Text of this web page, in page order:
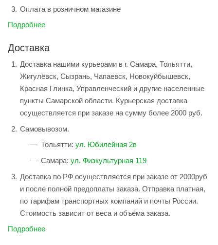
Оплата в розничном магазине
Подробнее
Доставка
Доставка нашими курьерами в г. Самара, Тольятти,
Жигулёвск, Сызрань, Чапаевск, Новокуйбышевск,
Красная Глинка, Управленческий и другие населенные
пункты Самарской области. Курьерская доставка
осуществляется при заказе на сумму более 2000 руб.
Самовывозом.
Тольятти: ул. Юбилейная 2в
Самара: ул. Физкультурная 119
Доставка по РФ осуществляется при заказе от 2000руб
и после полной предоплаты заказа. Отправка платная,
по тарифам транспортных компаний и почты России.
Стоимость зависит от веса и объёма заказа.
Подробнее